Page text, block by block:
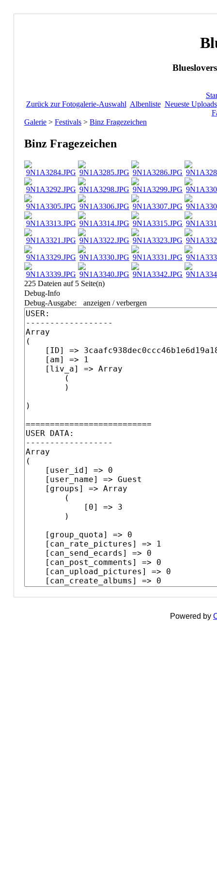
Zurück zur Fotogalerie-Auswahl Albenliste Neueste Uploads
Galerie > Festivals > Binz Fragezeichen
Binz Fragezeichen
225 Dateien auf 5 Seite(n)
Debug-Info
Debug-Ausgabe:
anzeigen / verbergen
Powered by